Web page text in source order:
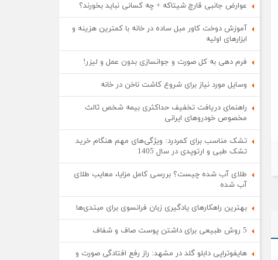
عوارض جانبی قارچ شیتاکه + چه کسانی نباید بخورند؟
آموزش دوخت کاور مبل ساده در خانه با کمترین هزینه و
ابزارهای اولیه
فرم دهی به کل صورت و جوانسازی بدون عمل و لیزر!
وسایل مورد نیاز برای شروع کاشت ناخن در خانه
راهنمای دریافت تخفیف حداکثری بیمه شخص ثالث
مخصوص خودروهای ایرانی
تشک مناسب برای کمردرد: ویژگی‌های مهم هنگام خرید
تشک طبی و ارتوپدی در سال 1405
طلای آب شده چیست؟ بررسی کامل مزایا، معایب طلای
آب شده
بهترین راهکارهای یادگیری زبان فرانسوی برای مبتدی‌ها
5 روش طبیعی برای داشتن پوست صاف و شفاف
هایفوتراپی دابلو گلد در مشهد: راز رفع افتادگی صورت و